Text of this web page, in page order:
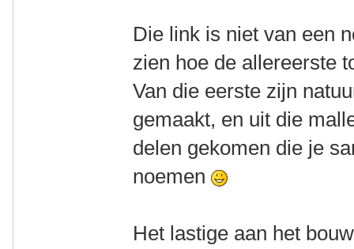
Die link is niet van een
zien hoe de allereerste
Van die eerste zijn
gemaakt, en uit die
delen gekomen die je
noemen
Het lastige aan het